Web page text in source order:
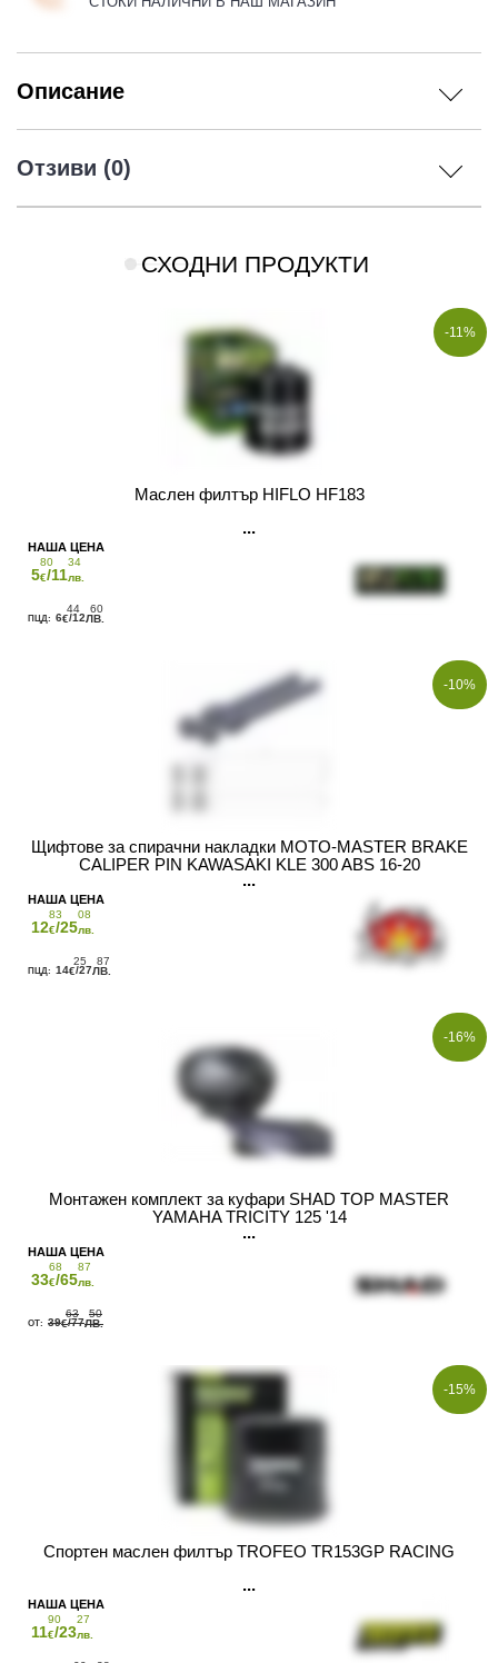
Описание
Отзиви (0)
СХОДНИ ПРОДУКТИ
-11%
Маслен филтър HIFLO HF183
5
80
€/11
34
лв.
6
44
€/12
60
ЛВ.
-10%
Щифтове за спирачни накладки MOTO-MASTER BRAKE
CALIPER PIN KAWASAKI KLE 300 ABS 16-20
12
83
€/25
08
лв.
14
25
€/27
87
ЛВ.
-16%
Монтажен комплект за куфари SHAD TOP MASTER
YAMAHA TRICITY 125 '14
33
68
€/65
87
лв.
39
63
€/77
50
ЛВ.
-15%
Спортен маслен филтър TROFEO TR153GP RACING
11
90
€/23
27
лв.